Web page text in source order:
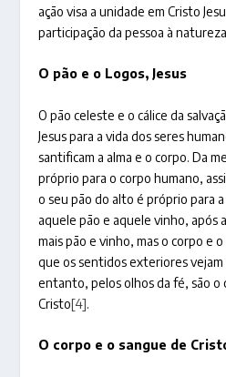
ação visa a unidade em Cristo
participação da pessoa à
O pão e o Logos, Jesus
O pão celeste e o cálice da
Jesus para a vida dos seres
santificam a alma e o corpo. Da
próprio para o corpo humano,
o seu pão do alto é próprio para a
aquele pão e aquele vinho, após
mais pão e vinho, mas o corpo e
que os sentidos exteriores vejam
entanto, pelos olhos da fé, são o
Cristo[4].
O corpo e o sangue de